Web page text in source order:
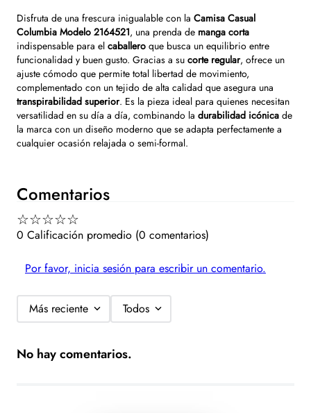
Disfruta de una frescura inigualable con la Camisa Casual
Columbia Modelo 2164521, una prenda de manga corta
indispensable para el caballero que busca un equilibrio entre
funcionalidad y buen gusto. Gracias a su corte regular, ofrece un
ajuste cómodo que permite total libertad de movimiento,
complementado con un tejido de alta calidad que asegura una
transpirabilidad superior. Es la pieza ideal para quienes necesitan
versatilidad en su día a día, combinando la durabilidad icónica de
la marca con un diseño moderno que se adapta perfectamente a
cualquier ocasión relajada o semi-formal.
Comentarios
☆☆☆☆☆
0 Calificación promedio (0 comentarios)
Por favor, inicia sesión para escribir un comentario.
Más reciente Todos
No hay comentarios.